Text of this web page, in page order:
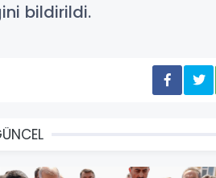
bildirildi.